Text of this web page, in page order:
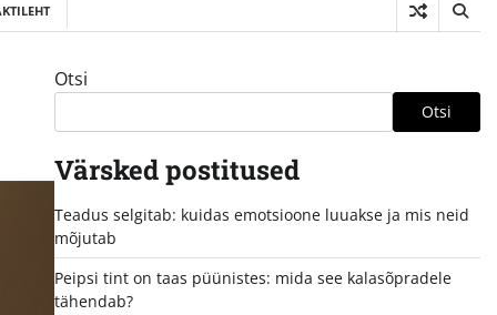
Otsi
Otsi
Värsked postitused
Teadus selgitab: kuidas emotsioone luuakse ja mis neid
mõjutab
Peipsi tint on taas püünistes: mida see kalasõpradele
tähendab?